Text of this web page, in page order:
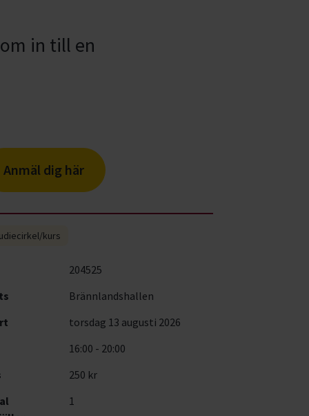
in till en
Anmäl dig här
kurs
204525
Brännlandshallen
torsdag 13 augusti 2026
16:00 - 20:00
250 kr
1